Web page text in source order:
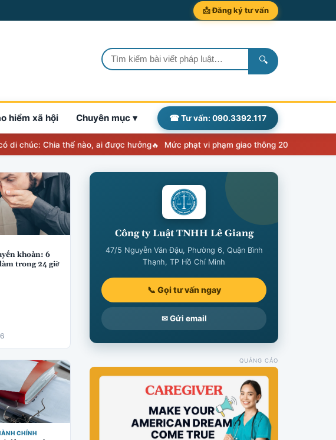
📩 Đăng ký tư vấn
🔍
hiểm xã hội Chuyên mục ▾ ☎ Tư vấn: 090.3392.117
Chia thế nào, ai được hưởng Mức phạt vi phạm giao thông 2026: Nghị định 238
khoản: 6
trong 24 giờ
CHÍNH
Công ty Luật TNHH Lê Giang
47/5 Nguyễn Văn Đậu, Phường 6, Quận Bình
Thạnh, TP Hồ Chí Minh
📞 Gọi tư vấn ngay
✉ Gửi email
QUẢNG CÁO